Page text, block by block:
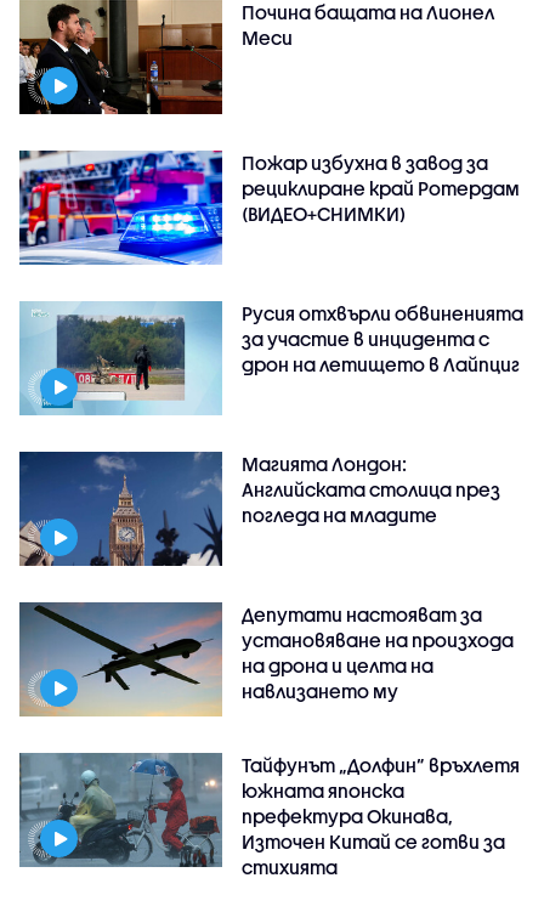
Почина бащата на Лионел
Меси
Пожар избухна в завод за
рециклиране край Ротердам
(ВИДЕО+СНИМКИ)
Русия отхвърли обвиненията
за участие в инцидента с
дрон на летището в Лайпциг
Магията Лондон:
Английската столица през
погледа на младите
Депутати настояват за
установяване на произхода
на дрона и целта на
навлизането му
Тайфунът „Долфин” връхлетя
южната японска
префектура Окинава,
Източен Китай се готви за
стихията